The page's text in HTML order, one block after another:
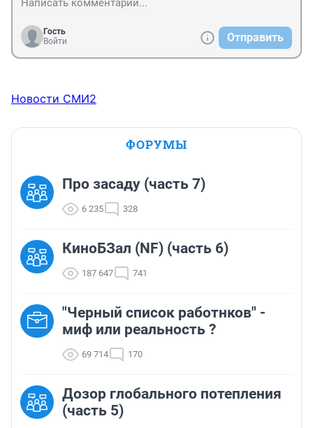
Гость
Войти
Отправить
Новости СМИ2
ФОРУМЫ
Про засаду (часть 7)
6 235 328
КиноБЗал (NF) (часть 6)
187 647 741
"Черный список работнков" -
миф или реальность ?
69 714 170
Дозор глобального потепления
(часть 5)